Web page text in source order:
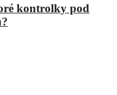
kontrolky pod